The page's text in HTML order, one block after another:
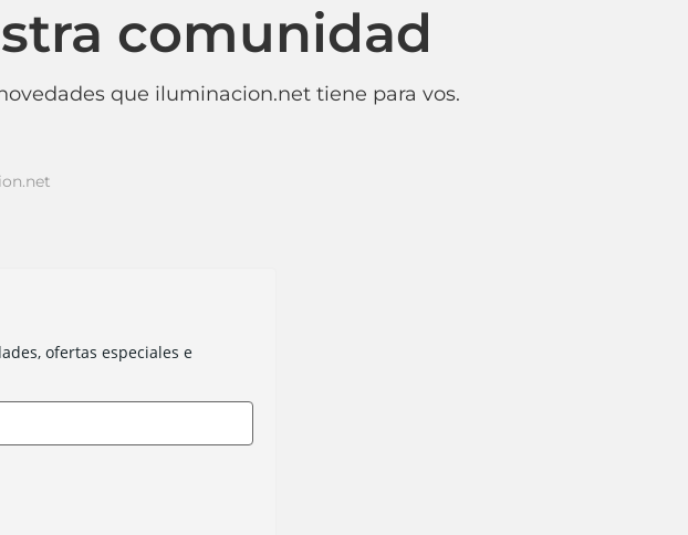
comunidad
que iluminacion.net tiene para vos.
ofertas especiales e